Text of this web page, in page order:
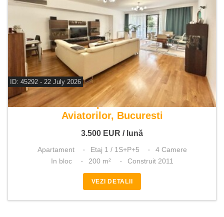
ID: 45292 - 22 July 2026
De inchiriat apartament 4 camere
Aviatorilor, Bucuresti
3.500 EUR / lună
Apartament Etaj 1 / 1S+P+5
4 Camere
In bloc
200 m² Construit 2011
VEZI DETALII